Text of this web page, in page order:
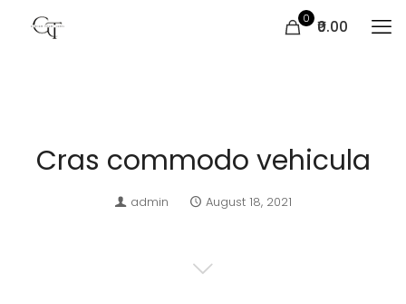
0 ₹0.00
Cras commodo vehicula
admin August 18, 2021